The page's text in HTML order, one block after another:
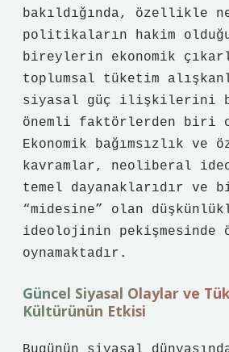
bakıldığında, özellikle
politikaların hakim
bireylerin ekonomik
toplumsal tüketim
siyasal güç ilişkilerini
önemli faktörlerden biri
Ekonomik bağımsızlık ve
kavramlar, neoliberal
temel dayanaklarıdır ve
“midesine” olan
ideolojinin
oynamaktadır.
Güncel Siyasal Olaylar ve
Kültürünün Etkisi